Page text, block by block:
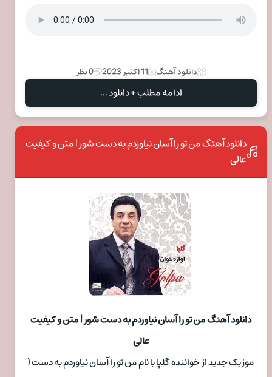
دانلود آهنگ 11 اکتبر 2023 0 نظر
ادامه مطلب + دانلود ...
دانلود آهنگ من تو را آسان نیاوردم به دست شور | متن و کیفیت
عالی
دانلود آهنگ من تو را آسان نیاوردم به دست شور | متن و کیفیت
عالی
موزیک جدید از خواننده گلپا با نام من تو را آسان نیاوردم به دست (